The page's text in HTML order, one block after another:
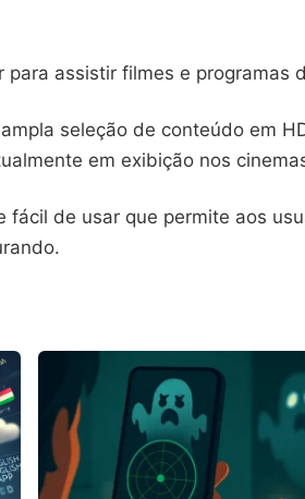
assistir filmes e programas
seleção de conteúdo em
em exibição nos
de usar que permite aos